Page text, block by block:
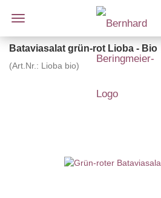
Bataviasalat grün-rot Lioba - Bio
(Art.Nr.: Lioba bio)